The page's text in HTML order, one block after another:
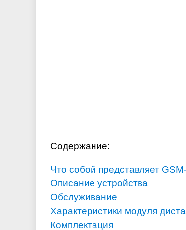
Содержание:
Что собой представляет
Описание устройства
Обслуживание
Характеристики модуля
Комплектация